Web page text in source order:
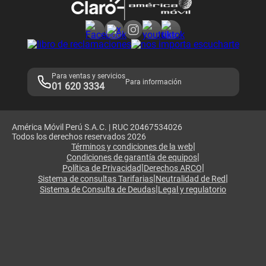
Adquirientes iPhone 6, 6S y SE
Mensaje de Seguridad
Términos y Condiciones de Tienda Claro
Libro de Reclamaciones
Para ventas y servicios
01 620 3334 Para información
América Móvil Perú S.A.C. | RUC 20467534026
Todos los derechos reservados 2026
Términos y condiciones de la web|
Condiciones de garantía de equipos|
Política de Privacidad|Derechos ARCO|
Sistema de consultas Tarifarias|Neutralidad de Red|
Sistema de Consulta de Deudas|Legal y regulatorio